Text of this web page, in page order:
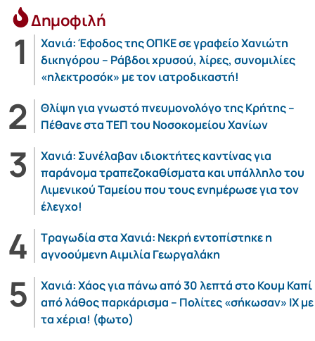
Δημοφιλή
Χανιά: Έφοδος της ΟΠΚΕ σε γραφείο Χανιώτη
δικηγόρου – Ράβδοι χρυσού, λίρες, συνομιλίες
«ηλεκτροσόκ» με τον ιατροδικαστή!
Θλίψη για γνωστό πνευμονολόγο της Κρήτης –
Πέθανε στα ΤΕΠ του Νοσοκομείου Χανίων
Χανιά: Συνέλαβαν ιδιοκτήτες καντίνας για
παράνομα τραπεζοκαθίσματα και υπάλληλο του
Λιμενικού Ταμείου που τους ενημέρωσε για τον
έλεγχο!
Τραγωδία στα Χανιά: Νεκρή εντοπίστηκε η
αγνοούμενη Αιμιλία Γεωργαλάκη
Χανιά: Χάος για πάνω από 30 λεπτά στο Κουμ Καπί
από λάθος παρκάρισμα – Πολίτες «σήκωσαν» ΙΧ με
τα χέρια! (φωτο)